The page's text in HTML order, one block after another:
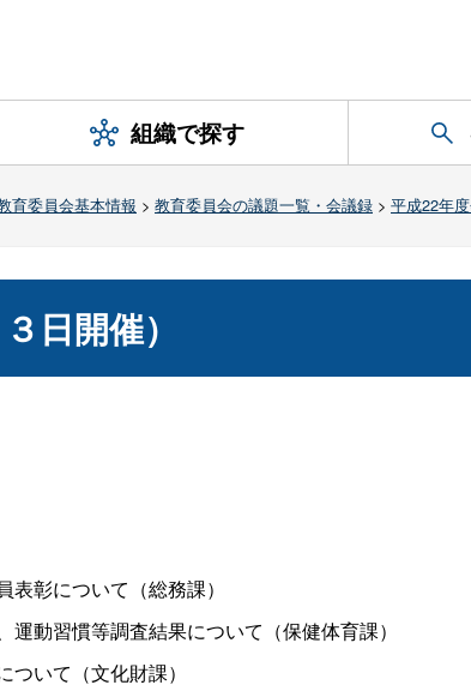
組織で探す
育委員会基本情報 > 教育委員会の議題一覧・会議録 > 平成22年
日開催）
彰について（総務課）
動習慣等調査結果について（保健体育課）
いて（文化財課）